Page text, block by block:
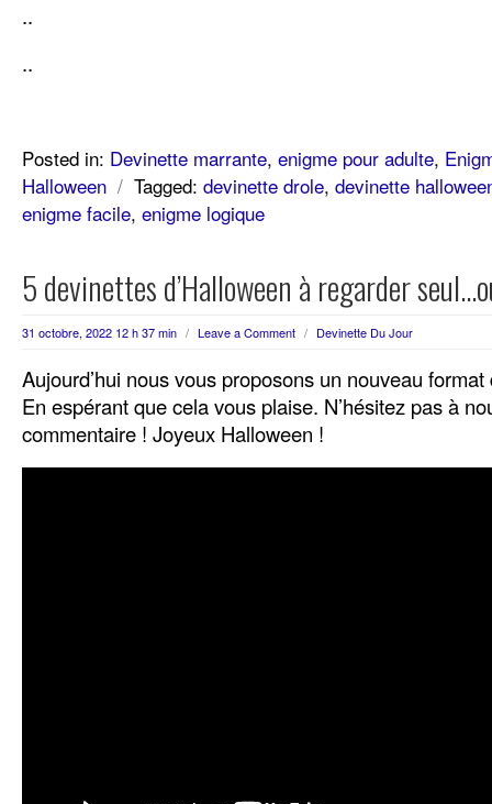
..
..
Posted in: Devinette marrante, enigme pour adulte,
Halloween / Tagged: devinette drole, devinette
enigme facile, enigme logique
5 devinettes d’Halloween à regarder
31 octobre, 2022 12 h 37 min / Leave a Comment / Devinette Du Jour
Aujourd’hui nous vous proposons un nouveau
En espérant que cela vous plaise. N’hésitez pas à
commentaire ! Joyeux Halloween !